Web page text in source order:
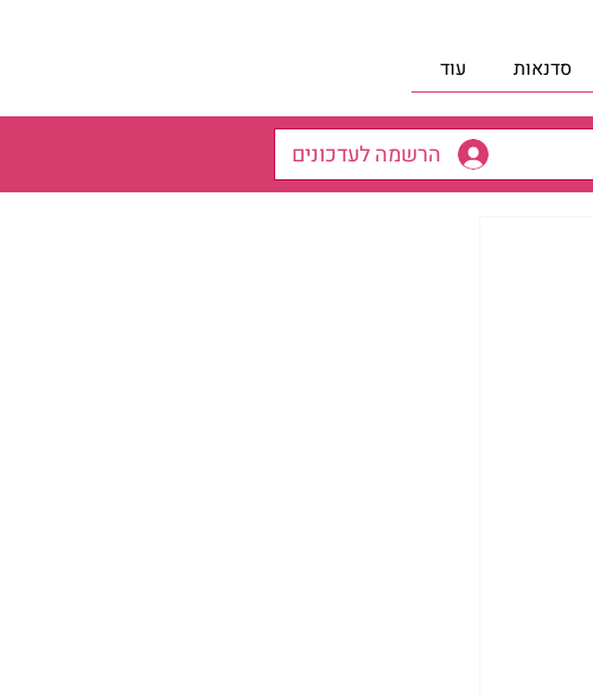
סדנאות עוד
הרשמה לעדכונים